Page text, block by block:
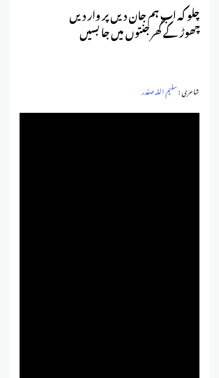
چلو کہ اب ہم جان دیں پر وار دیں
چھوڑ کے گھر جنتوں میں جا بسیں
شاعری :سلیم اللہ صفدر